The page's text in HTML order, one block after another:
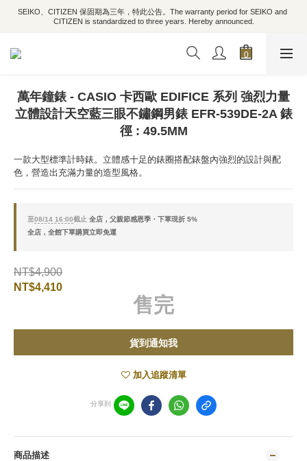
SEIKO、CITIZEN 保固期為三年，特此公告。The warranty period for SEIKO and
CITIZEN is standardized to three years. Hereby announced.
萬年鐘錶 - CASIO 卡西歐 EDIFICE 系列 強烈力量
立體設計天空藍三眼不鏽鋼男錶 EFR-539DE-2A 錶
徑 : 49.5MM
一款大型標準計時錶。立體感十足的錶圈搭配錶盤內強烈的設計與配
色，營造出充滿力量的造型風格。
至08/14 16:00截止 全店，父親節感恩季・下單現折 5%
全店，全館下單購買立即免運
NT$4,900
NT$4,410
售完
貨到通知我
加入追蹤清單
分享到
商品描述